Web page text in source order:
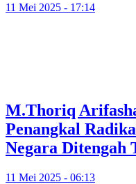
11 Mei 2025 - 17:14
M.Thoriq
Penangkal
Negara Ditengah
11 Mei 2025 - 06:13